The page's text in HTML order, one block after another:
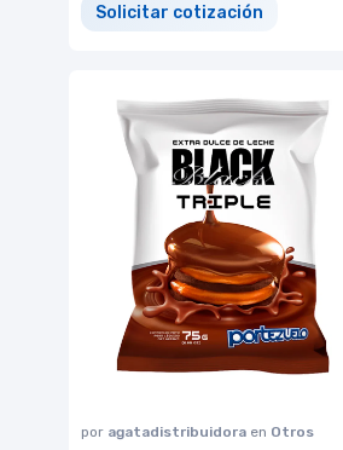
Solicitar cotización
por agatadistribuidora en Otros